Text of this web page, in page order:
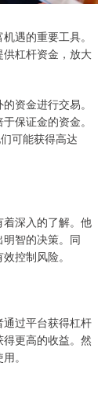
遇的重要工具。
杠杆资金，放大
资金进行交易。
保证金的资金。
可能获得高达
深入的了解。他
智的决策。同
控制风险。
过平台获得杠杆
更高的收益。然
。